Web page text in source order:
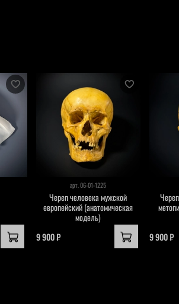
арт.06-01-1225
Череп человека мужской
европейский (анатомическая
модель)
9 900 ₽
9 900 ₽